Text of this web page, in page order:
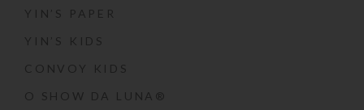
YIN’S PAPER
YIN’S KIDS
CONVOY KIDS
O SHOW DA LUNA®